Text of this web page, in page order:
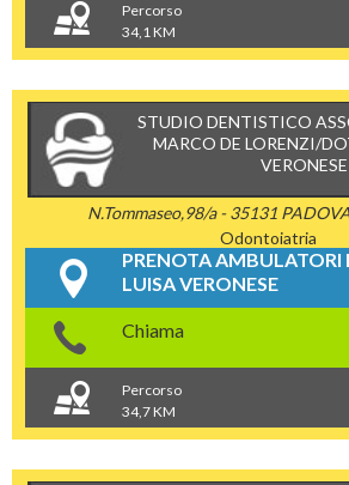
Percorso
34,1 KM
STUDIO DENTISTICO
MARCO DE LORENZI/
VERONESE
N.Tommaseo,98/a - 35131
Odontoiatria
PRENOTA AMBULATORI
LUISA VERONESE
Chiama
Percorso
34,7 KM